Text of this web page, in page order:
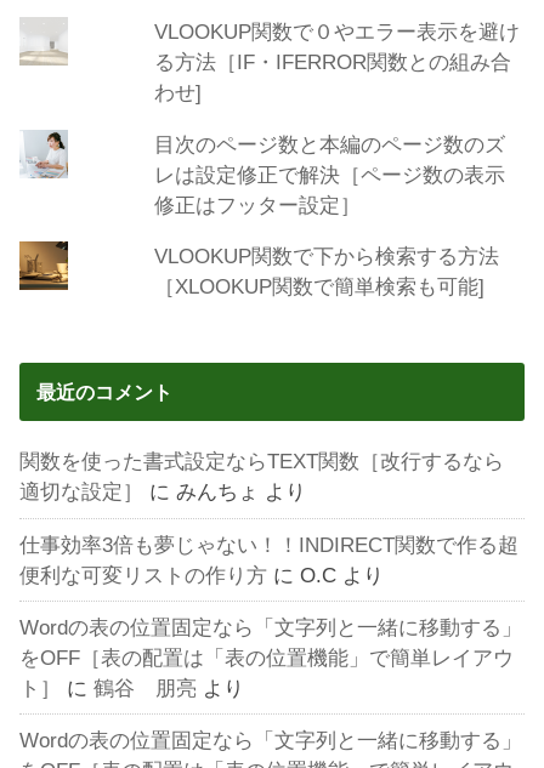
VLOOKUP関数で０やエラー表示を避け
る方法［IF・IFERROR関数との組み合
わせ]
目次のページ数と本編のページ数のズ
レは設定修正で解決［ページ数の表示
修正はフッター設定］
VLOOKUP関数で下から検索する方法
［XLOOKUP関数で簡単検索も可能]
最近のコメント
関数を使った書式設定ならTEXT関数［改行するなら
適切な設定］
にみんちょ より
仕事効率3倍も夢じゃない！！INDIRECT関数で作る超
便利な可変リストの作り方 にO.C より
Wordの表の位置固定なら「文字列と一緒に移動する」
をOFF［表の配置は「表の位置機能」で簡単レイアウ
ト］
に鶴谷 朋亮 より
Wordの表の位置固定なら「文字列と一緒に移動する」